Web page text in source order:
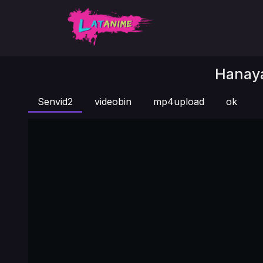
Senvid2 videobin mp4upload ok